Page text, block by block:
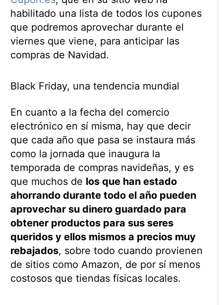
habilitado una lista de todos los cupones
que podremos aprovechar durante el
viernes que viene, para anticipar las
compras de Navidad.
Black Friday, una tendencia mundial
En cuanto a la fecha del comercio
electrónico en sí misma, hay que decir
que cada año que pasa se instaura más
como la jornada que inaugura la
temporada de compras navideñas, y es
que muchos de los que han estado
ahorrando durante todo el año pueden
aprovechar su dinero guardado para
obtener productos para sus seres
queridos y ellos mismos a precios muy
rebajados, sobre todo cuando provienen
de sitios como Amazon, de por sí menos
costosos que tiendas físicas locales.